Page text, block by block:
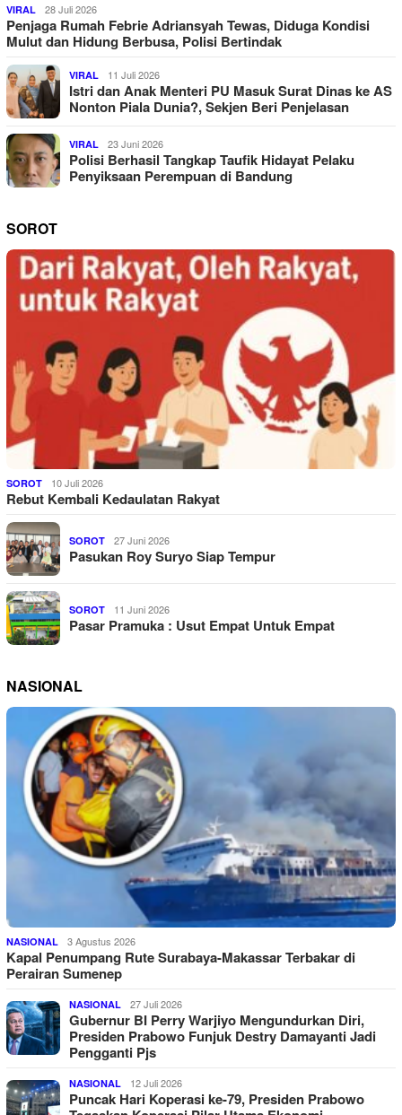
VIRAL 28 Juli 2026
Penjaga Rumah Febrie Adriansyah Tewas, Diduga Kondisi
Mulut dan Hidung Berbusa, Polisi Bertindak
VIRAL 11 Juli 2026
Istri dan Anak Menteri PU Masuk Surat Dinas ke AS
Nonton Piala Dunia?, Sekjen Beri Penjelasan
VIRAL 23 Juni 2026
Polisi Berhasil Tangkap Taufik Hidayat Pelaku
Penyiksaan Perempuan di Bandung
SOROT
SOROT 10 Juli 2026
Rebut Kembali Kedaulatan Rakyat
SOROT 27 Juni 2026
Pasukan Roy Suryo Siap Tempur
SOROT 11 Juni 2026
Pasar Pramuka : Usut Empat Untuk Empat
NASIONAL
NASIONAL 3 Agustus 2026
Kapal Penumpang Rute Surabaya-Makassar Terbakar di
Perairan Sumenep
NASIONAL 27 Juli 2026
Gubernur BI Perry Warjiyo Mengundurkan Diri,
Presiden Prabowo Funjuk Destry Damayanti Jadi
Pengganti Pjs
NASIONAL 12 Juli 2026
Puncak Hari Koperasi ke-79, Presiden Prabowo